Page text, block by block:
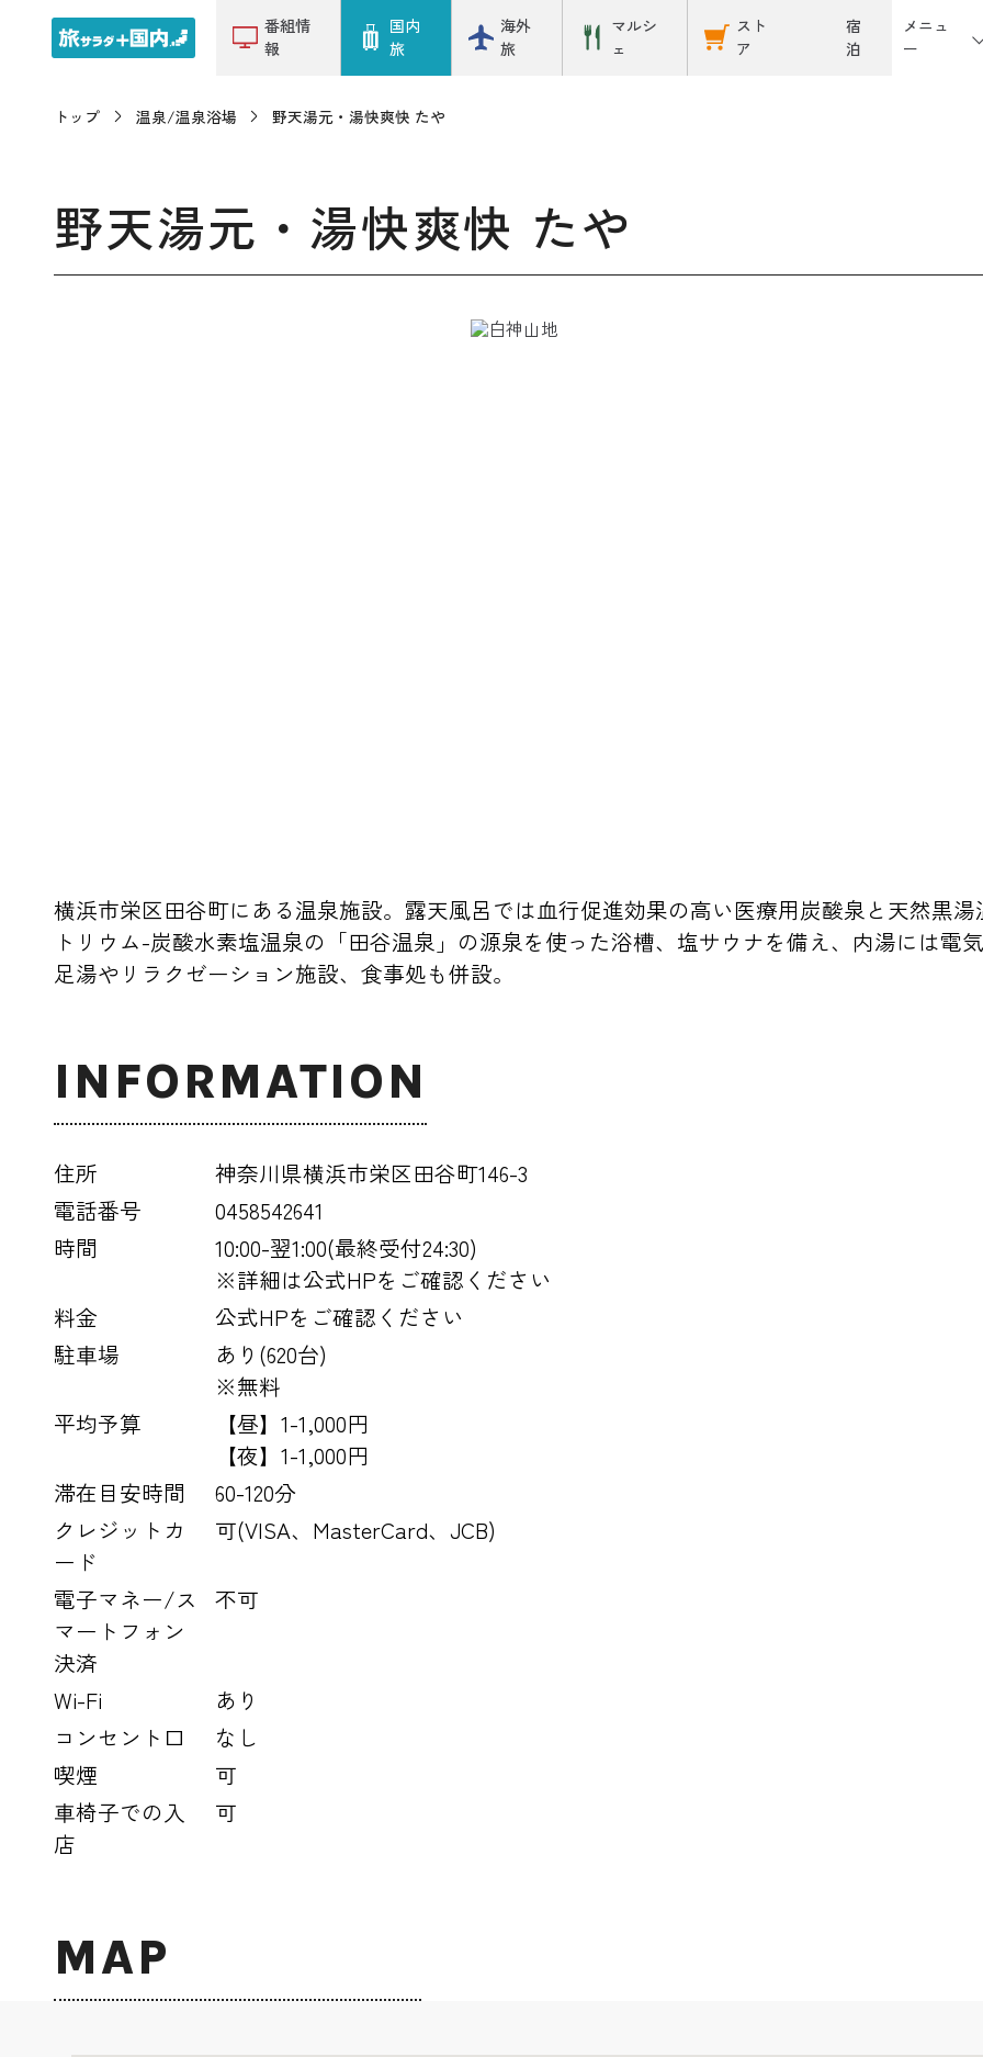
番組情
報
国内
旅
海外
旅
マルシ
ェ
スト
ア
宿
泊
メニュ
ー
トップ 温泉/温泉浴場 野天湯元・湯快爽快 たや
野天湯元・湯快爽快 たや
横浜市栄区田谷町にある温泉施設。露天風呂では血行促進効果の高い医療用炭酸泉と天然黒
トリウム-炭酸水素塩温泉の「田谷温泉」の源泉を使った浴槽、塩サウナを備え、内湯には電
足湯やリラクゼーション施設、食事処も併設。
INFORMATION
住所
神奈川県横浜市栄区田谷町146-3
電話番号
0458542641
時間
10:00-翌1:00(最終受付24:30)
※詳細は公式HPをご確認ください
料金
公式HPをご確認ください
駐車場
あり(620台)
※無料
平均予算
【昼】1-1,000円
【夜】1-1,000円
滞在目安時間
60-120分
クレジットカ
ード
可(VISA、MasterCard、JCB)
電子マネー/ス
マートフォン
決済
不可
Wi-Fi
あり
コンセント口
なし
喫煙
可
車椅子での入
店
可
MAP